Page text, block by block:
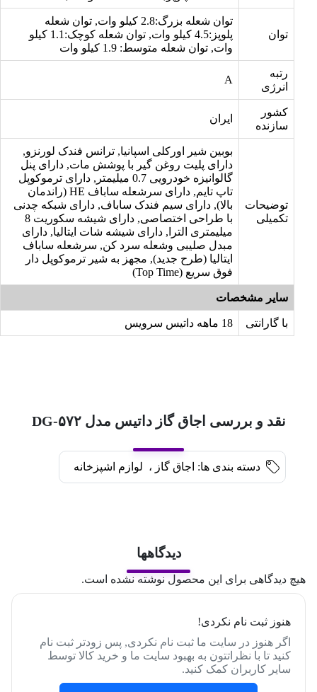
توان
توان شعله بزرگ:2.8 کیلو وات, توان شعله
پلوپز:4.5 کیلو وات, توان شعله کوچک:1.1 کیلو
وات, توان شعله متوسط: 1.9 کیلو وات
رتبه
انرژی
A
کشور
سازنده
ایران
توضیحات
تکمیلی
بوبین شیر اورکلی اسپانیا, ترانس فندک لورنزو,
دارای پلیت روغن گیر با پوشش مات, دارای پنل
گالوانیزه خودرویی 0.7 میلیمتر, دارای ترموکوپل
تاپ تایم, دارای سرشعله ساباف HE (راندمان
بالا), دارای سیم فندک ساباف, دارای شبکه چدنی
با طراحی اختصاصی, دارای شیشه سکوریت 8
میلیمتری الترا, دارای شیشه شات ایتالیا, دارای
مبدل صلیبی وشعله سرد کن, سرشعله ساباف
ایتالیا (طرح جدید), مجهز به شیر ترموکوپل دار
فوق سریع (Top Time)
سایر مشخصات
با گارانتی 18 ماهه داتیس سرویس
نقد و بررسی اجاق گاز داتیس مدل DG-۵۷۲
دسته بندی ها: اجاق گاز ، لوازم اشپزخانه
دیدگاهها
هیچ دیدگاهی برای این محصول نوشته نشده است.
هنوز ثبت نام نکردی!
اگر هنوز در سایت ما ثبت نام نکردی, پس زودتر ثبت نام
کنید تا با نظراتتون به بهبود سایت ما و خرید کالا توسط
سایر کاربران کمک کنید.